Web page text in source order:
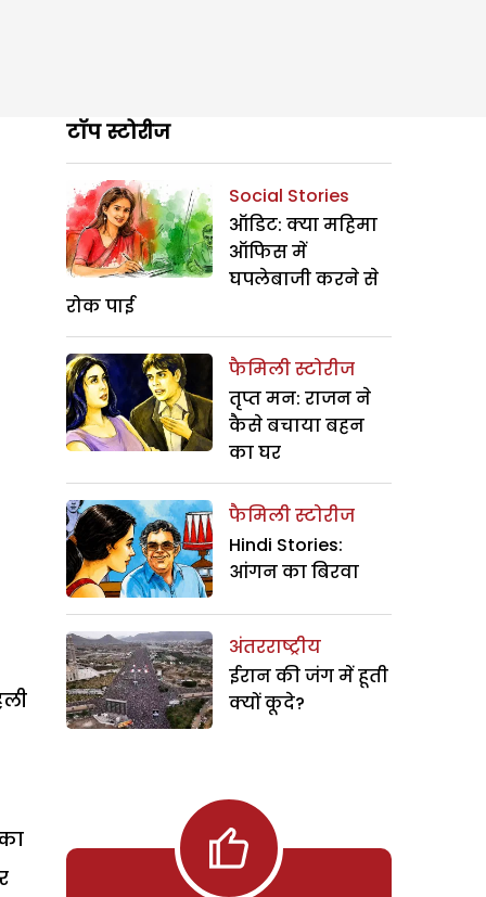
टॉप स्टोरीज
Social Stories
ऑडिट: क्या महिमा
ऑफिस में
घपलेबाजी करने से
रोक पाई
फैमिली स्टोरीज
तृप्त मन: राजन ने
कैसे बचाया बहन
का घर
फैमिली स्टोरीज
Hindi Stories:
आंगन का बिरवा
अंतरराष्ट्रीय
ईरान की जंग में हूती
क्यों कूदे?